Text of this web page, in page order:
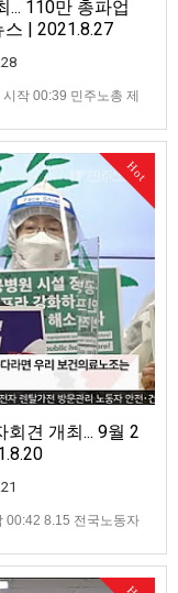
... 110만 총파업
| 2021.8.27
작 00:39 민주노총 제
정책 토론회 개최 03:13
현대제철비정규직지회,Hot
견 개최... 9월 2
00:42 8.15 전국노동자
입기자 간담회 열어
기자회견 개최 03:53